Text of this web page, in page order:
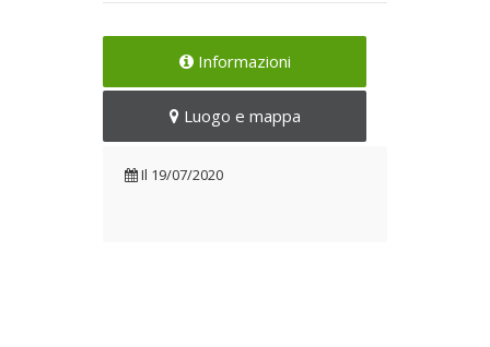
Informazioni
Luogo e mappa
Il 19/07/2020